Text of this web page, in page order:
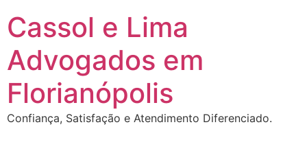
para
conteúdo
Cassol e Lima
Advogados em
Florianópolis
Confiança, Satisfação e Atendimento Diferenciado.